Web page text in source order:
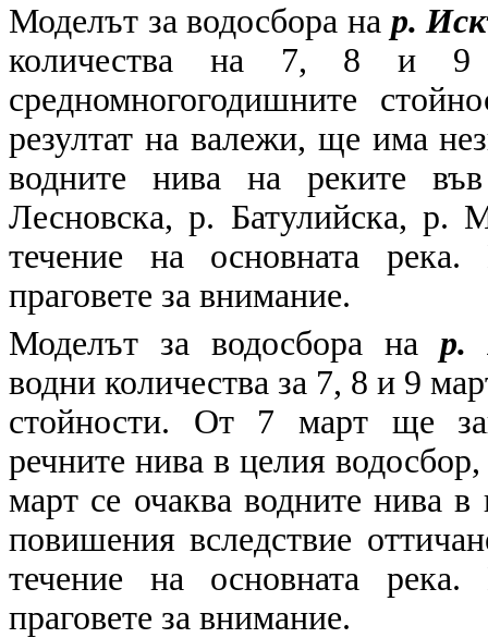
Моделът за водосбора на р.
количества на 7, 8 и 9
средномногогодишните
резултат на валежи, ще има
водните нива на реките
Лесновска, р. Батулийска, р.
течение на основната
праговете за внимание.
Моделът за водосбора на р.
водни количества за 7, 8 и 9
стойности. От 7 март ще
речните нива в целия
март се очаква водните нива
повишения вследствие
течение на основната
праговете за внимание.